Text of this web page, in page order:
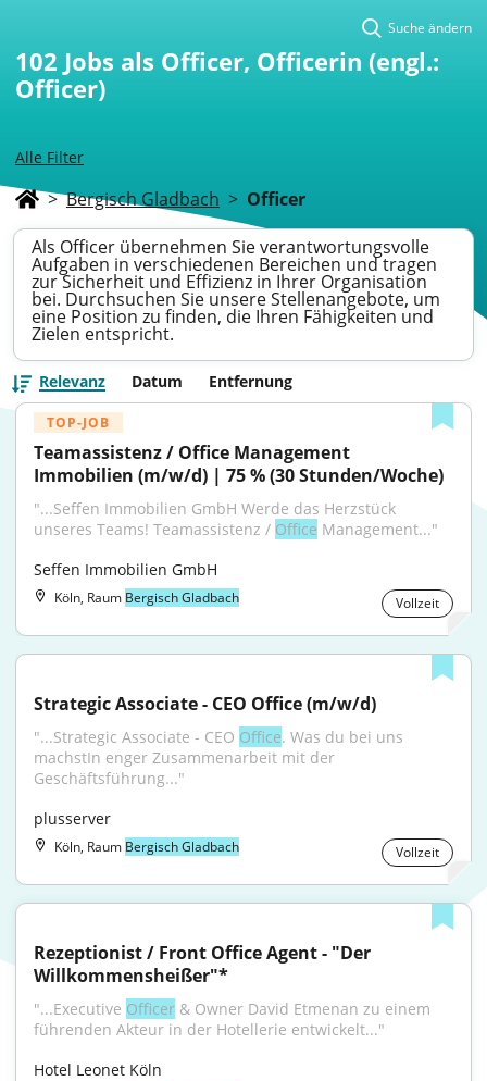
Alle Filter
Suche ändern
102 Jobs als Officer, Officerin (engl.:
Officer)
> Bergisch Gladbach > Officer
Als Officer übernehmen Sie verantwortungsvolle
Aufgaben in verschiedenen Bereichen und tragen
zur Sicherheit und Effizienz in Ihrer Organisation
bei. Durchsuchen Sie unsere Stellenangebote, um
eine Position zu finden, die Ihren Fähigkeiten und
Zielen entspricht.
Relevanz Datum Entfernung
TOP-JOB
Teamassistenz / Office Management
Immobilien (m/w/d) | 75 % (30 Stunden/Woche)
"...Seffen Immobilien GmbH Werde das Herzstück
unseres Teams! Teamassistenz / Office Management..."
Seffen Immobilien GmbH
Köln, Raum Bergisch Gladbach Vollzeit
Strategic Associate - CEO Office (m/w/d)
"...Strategic Associate - CEO Office. Was du bei uns
machstIn enger Zusammenarbeit mit der
Geschäftsführung..."
plusserver
Köln, Raum Bergisch Gladbach Vollzeit
Rezeptionist / Front Office Agent - "Der
Willkommensheißer"*
"...Executive Officer & Owner David Etmenan zu einem
führenden Akteur in der Hotellerie entwickelt..."
Hotel Leonet Köln